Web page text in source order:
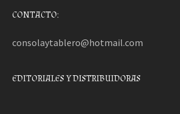
CONTACTO:
consolaytablero@hotmail.com
EDITORIALES Y DISTRIBUIDORAS